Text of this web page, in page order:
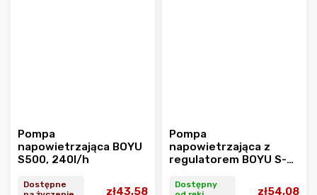
Pompa
napowietrzająca BOYU
S500, 240l/h
Dostępne
zł43,58
Pompa
napowietrzająca z
regulatorem BOYU S-
Dostępny
zł54,08